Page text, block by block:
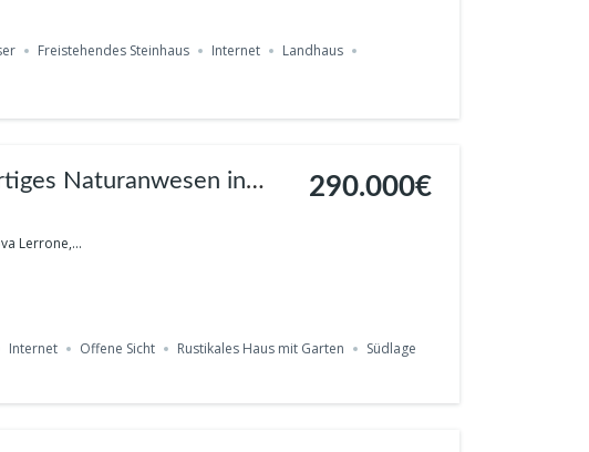
Freistehendes Steinhaus Internet
Landhaus
Naturanwesen in
Privatsphäre Ref. 935
Lerrone,...
290.000€
Internet Offene Sicht Rustikales Haus mit Garten Südlage